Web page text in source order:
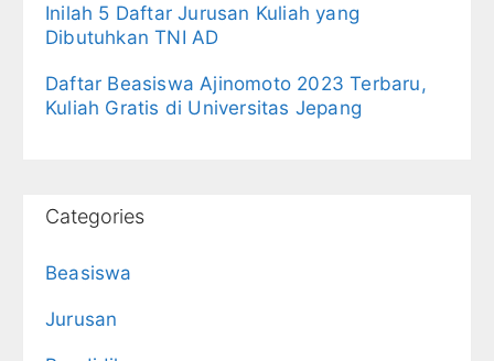
Inilah 5 Daftar Jurusan Kuliah yang
Dibutuhkan TNI AD
Daftar Beasiswa Ajinomoto 2023 Terbaru,
Kuliah Gratis di Universitas Jepang
Categories
Beasiswa
Jurusan